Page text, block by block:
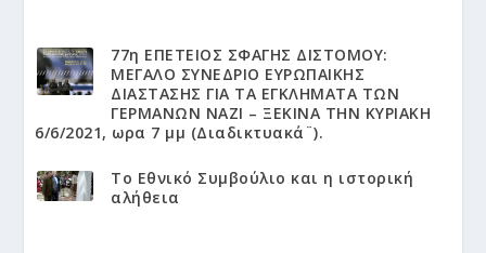
77η ΕΠΕΤΕΙΟΣ ΣΦΑΓΗΣ ΔΙΣΤΟΜΟΥ:
ΜΕΓΑΛΟ ΣΥΝΕΔΡΙΟ ΕΥΡΩΠΑΙΚΗΣ
ΔΙΑΣΤΑΣΗΣ ΓΙΑ ΤΑ ΕΓΚΛΗΜΑΤΑ ΤΩΝ
ΓΕΡΜΑΝΩΝ ΝΑΖΙ – ΞΕΚΙΝΑ ΤΗΝ ΚΥΡΙΑΚΗ
6/6/2021, ωρα 7 μμ (Διαδικτυακά¨).
Το Εθνικό Συμβούλιο και η ιστορική
αλήθεια